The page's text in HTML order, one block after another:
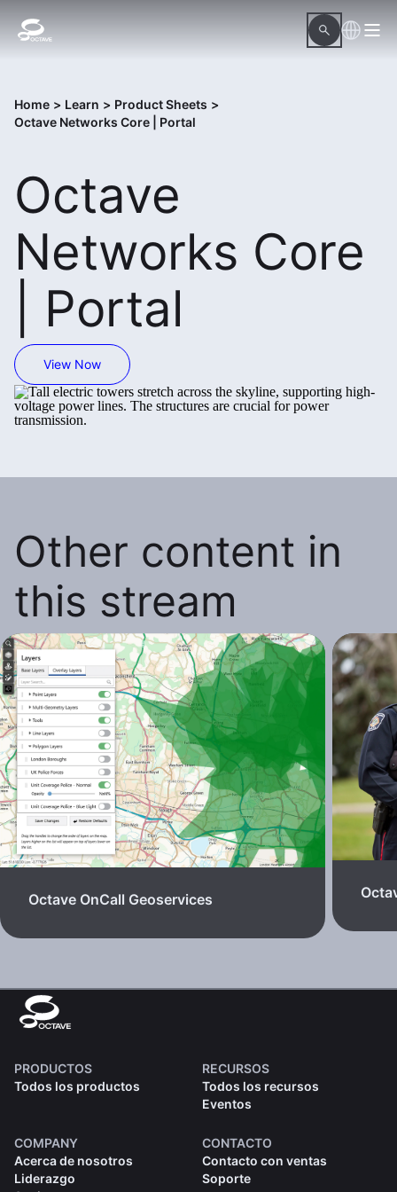
Home > Learn > Product Sheets >
Octave Networks Core | Portal
Octave
Networks Core
| Portal
View Now
Other content in
this stream
Octave OnCall Geoservices
PRODUCTOS
Todos los productos
RECURSOS
Todos los recursos
Eventos
COMPANY
Acerca de nosotros
Liderazgo
CONTACTO
Contacto con ventas
Soporte